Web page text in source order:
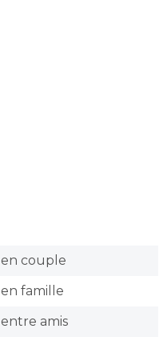
en couple
en famille
entre amis